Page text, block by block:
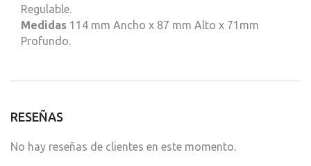
Regulable.
Medidas 114 mm Ancho x 87 mm Alto x 71mm
Profundo.
RESEÑAS
No hay reseñas de clientes en este momento.